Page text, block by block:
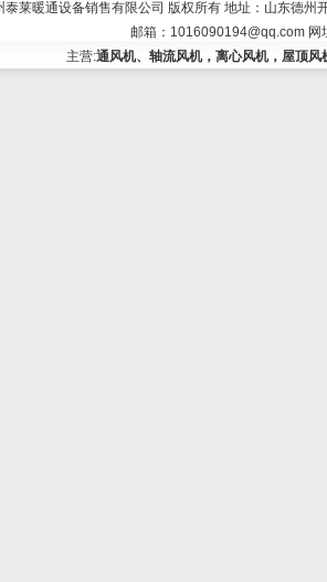
泰莱暖通设备销售有限公司 版权所有 地址：山东德
邮箱： 1016090194@qq.com网
主营:通风机、轴流风机，离心风机，屋顶